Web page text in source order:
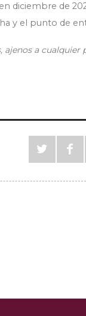
diciembre de
y el punto de
, ajenosa cualquier